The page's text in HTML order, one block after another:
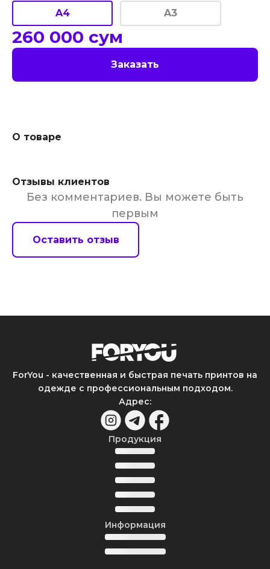
A4
A3
260 000 сум
Заказать
О товаре
Отзывы клиентов
Без комментариев. Вы можете быть
первым
Оставить отзыв
ForYou - качественная и быстрая печать принтов на
одежде с профессиональным подходом.
Адрес:
Продукция
Информация